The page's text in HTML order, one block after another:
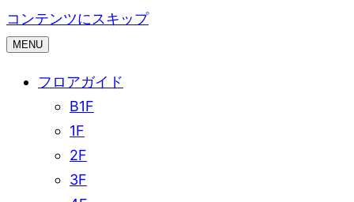
コンテンツにスキップ
MENU
フロアガイド
B1F
1F
2F
3F